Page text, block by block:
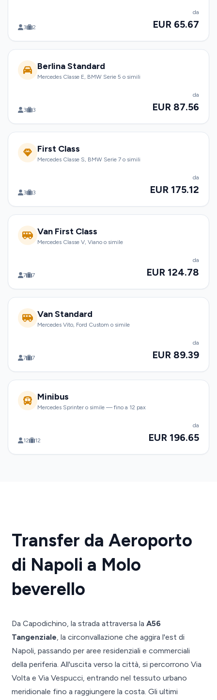
3 2
da
EUR 65.67
Berlina Standard
Mercedes Classe E, BMW Serie 5 o simili
3 3
da
EUR 87.56
First Class
Mercedes Classe S, BMW Serie 7 o simili
3 3
da
EUR 175.12
Van First Class
Mercedes Classe V, Viano o simile
7 7
da
EUR 124.78
Van Standard
Mercedes Vito, Ford Custom o simile
7 7
da
EUR 89.39
Minibus
Mercedes Sprinter o simile — fino a 12 pax
12 12
da
EUR 196.65
Transfer da Aeroporto
di Napoli a Molo
beverello
Da Capodichino, la strada attraversa la A56
Tangenziale, la circonvallazione che aggira l'est di
Napoli, passando per aree residenziali e commerciali
della periferia. All'uscita verso la città, si percorrono Via
Volta e Via Vespucci, entrando nel tessuto urbano
meridionale fino a raggiungere la costa. Gli ultimi